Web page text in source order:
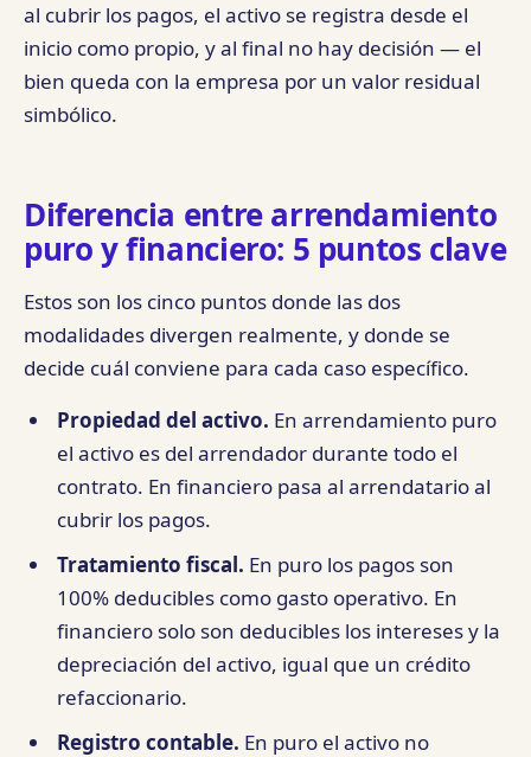
al cubrir los pagos, el activo se registra desde el
inicio como propio, y al final no hay decisión — el
bien queda con la empresa por un valor residual
simbólico.
Diferencia entre arrendamiento
puro y financiero: 5 puntos clave
Estos son los cinco puntos donde las dos
modalidades divergen realmente, y donde se
decide cuál conviene para cada caso específico.
Propiedad del activo. En arrendamiento puro
el activo es del arrendador durante todo el
contrato. En financiero pasa al arrendatario al
cubrir los pagos.
Tratamiento fiscal. En puro los pagos son
100% deducibles como gasto operativo. En
financiero solo son deducibles los intereses y la
depreciación del activo, igual que un crédito
refaccionario.
Registro contable. En puro el activo no